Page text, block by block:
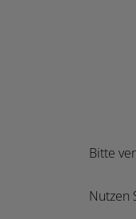
Bitte
Nutzen